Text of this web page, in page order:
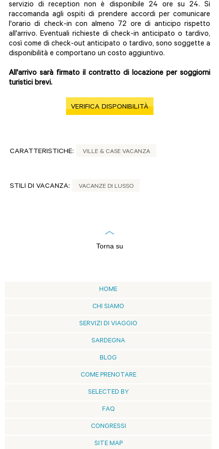
servizio di reception non è disponibile 24 ore su 24. Si
raccomanda agli ospiti di prendere accordi per comunicare
l'orario di check-in con almeno 72 ore di anticipo rispetto
all'arrivo. Eventuali richieste di check-in anticipato o tardivo,
così come di check-out anticipato o tardivo, sono soggette a
disponibilità e comportano un costo aggiuntivo.
All'arrivo sarà firmato il contratto di locazione per soggiorni
turistici brevi.
VERIFICA DISPONIBILITÀ
CARATTERISTICHE: VILLE & CASE VACANZA
STILI DI VACANZA: VACANZE DI LUSSO
Torna su
HOME
CHI SIAMO
SERVIZI DI VIAGGIO
SARDEGNA
BLOG
COME PRENOTARE
SELECTED BY
FAQ
CONGRESSI
SITE MAP